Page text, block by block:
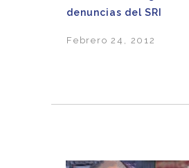
denuncias del SRI
Febrero 24, 2012